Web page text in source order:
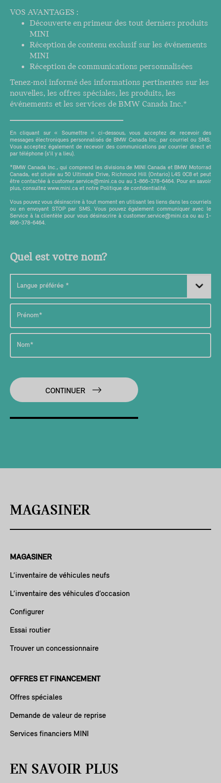
VOS AVANTAGES :
Découverte en primeur des tout derniers produits
MINI
Réception de contenu exclusif sur les événements
MINI
Réception de communications personnalisées
Tenez-moi informé des informations pertinentes sur les
nouvelles, les offres spéciales, les produits, les
événements et les services de BMW Canada Inc.*
En cliquant sur « Soumettre » ci-dessous, vous acceptez de recevoir des
messages électroniques personnalisés de BMW Canada Inc. par courriel ou SMS.
Vous acceptez également de recevoir des communications par courrier direct et
par téléphone (s'il y a lieu).
*BMW Canada Inc., qui comprend les divisions de MINI Canada et BMW Motorrad
Canada, est située au 50 Ultimate Drive, Richmond Hill (Ontario) L4S 0C8 et peut
être contactée à customer.service@mini.ca ou au 1-866-378-6464. Pour en savoir
plus, consultez www.mini.ca et notre Politique de confidentialité.
Vous pouvez vous désinscrire à tout moment en utilisant les liens dans les courriels
ou en envoyant STOP par SMS. Vous pouvez également communiquer avec le
Service à la clientèle pour vous désinscrire à customer.service@mini.ca ou au 1-
866-378-6464.
Quel est votre nom?
CONTINUER
MAGASINER
MAGASINER
L’inventaire de véhicules neufs
L’inventaire des véhicules d’occasion
Configurer
Essai routier
Trouver un concessionnaire
OFFRES ET FINANCEMENT
Offres spéciales
Demande de valeur de reprise
Services financiers MINI
EN SAVOIR PLUS